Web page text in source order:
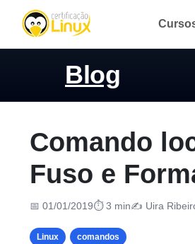
Blog
Comando
Fuso e
📅 01/01/2019⏱ 3 min✍️ Uira
Linux comandos